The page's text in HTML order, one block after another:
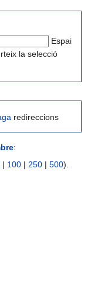
Espai
la selecció
redireccions
:
| 100 | 250 | 500).